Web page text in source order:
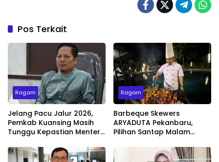
Pos Terkait
Ragam
Jelang Pacu Jalur 2026,
Pemkab Kuansing Masih
Tunggu Kepastian Menteri
Ragam
Barbeque Skewers
ARYADUTA Pekanbaru,
Pilihan Santap Malam